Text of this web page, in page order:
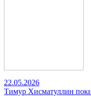
22.05.2026
Тимур Хисматуллин